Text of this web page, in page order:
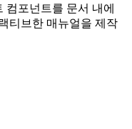
컴포넌트를 문서 내에
티브한 매뉴얼을 제작